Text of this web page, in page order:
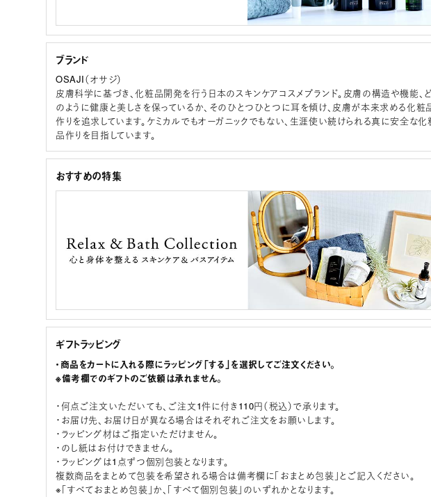
ブランド
OSAJI（オサジ）
皮膚科学に基づき、化粧品開発を行う日本のスキンケアコスメブランド。皮膚の構造や機能、ど
のように健康と美しさを保っているか、そのひとつひとつに耳を傾け、皮膚が本来求める化粧
作りを追求しています。ケミカルでもオーガニックでもない、生涯使い続けられる真に安全な化
品作りを目指しています。
おすすめの特集
ギフトラッピング
・商品をカートに入れる際にラッピング「する」を選択してご注文ください。
※備考欄でのギフトのご依頼は承れません。
・何点ご注文いただいても、ご注文1件に付き110円（税込）で承ります。
・お届け先、お届け日が異なる場合はそれぞれご注文をお願いします。
・ラッピング材はご指定いただけません。
・のし紙はお付けできません。
・ラッピングは1点ずつ個別包装となります。
複数商品をまとめて包装を希望される場合は備考欄に「おまとめ包装」とご記入ください。
※「すべておまとめ包装」か、「すべて個別包装」のいずれかとなります。